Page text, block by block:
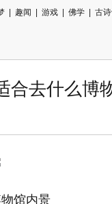
趣闻 游戏 佛学 古诗
合去什么博
馆内景